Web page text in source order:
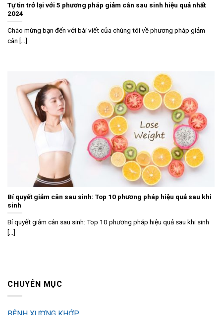
Tự tin trở lại với 5 phương pháp giảm cân sau sinh hiệu quả nhất
2024
Chào mừng bạn đến với bài viết của chúng tôi về phương pháp giảm
cân [...]
Bí quyết giảm cân sau sinh: Top 10 phương pháp hiệu quả sau khi
sinh
Bí quyết giảm cân sau sinh: Top 10 phương pháp hiệu quả sau khi sinh
[...]
CHUYÊN MỤC